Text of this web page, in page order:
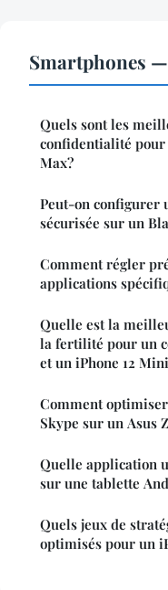
Smartphones
Quels sont les
confidentialité pour
Max?
Peut-on configurer
sécurisée sur un
Comment régler
applications
Quelle est la
la fertilité pour un
et un iPhone 12
Comment
Skype sur un Asus
Quelle application
sur une tablette
Quels jeux de
optimisés pour un